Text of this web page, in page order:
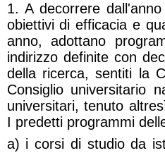
1. A decorrere
obiettivi di efficacia e
anno, adottano
indirizzo definite con
della ricerca, sentiti la
Consiglio universitario
universitari, tenuto
I predetti programmi
a) i corsi di studio da